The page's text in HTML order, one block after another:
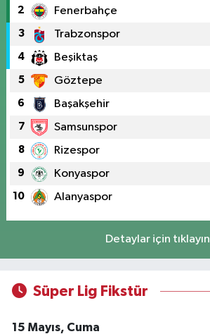
2 Fenerbahçe
3 Trabzonspor
4 Beşiktaş
5 Göztepe
6 Başakşehir
7 Samsunspor
8 Rizespor
9 Konyaspor
10 Alanyaspor
Detaylar için tıklayın
Süper Lig Fikstür
15 Mayıs, Cuma